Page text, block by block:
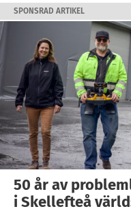
SPONSRAD ARTIKEL
50 år av
i Skellefteå